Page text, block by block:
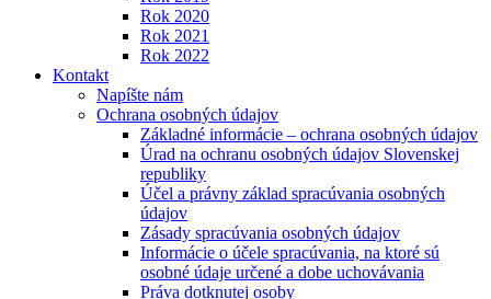
Rok 2020
Rok 2021
Rok 2022
Kontakt
Napíšte nám
Ochrana osobných údajov
Základné informácie – ochrana osobných údajov
Úrad na ochranu osobných údajov Slovenskej
republiky
Účel a právny základ spracúvania osobných
údajov
Zásady spracúvania osobných údajov
Informácie o účele spracúvania, na ktoré sú
osobné údaje určené a dobe uchovávania
Práva dotknutej osoby